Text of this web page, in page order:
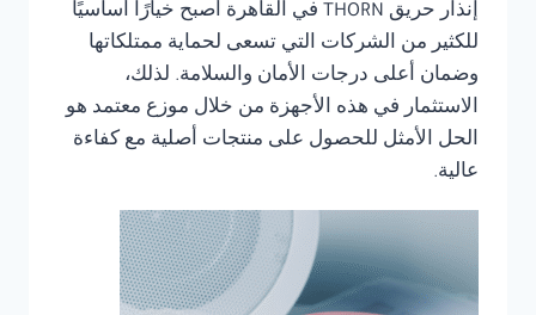
إنذار حريق THORN في القاهرة أصبح خيارًا أساسيًا
للكثير من الشركات التي تسعى لحماية ممتلكاتها
وضمان أعلى درجات الأمان والسلامة. لذلك،
الاستثمار في هذه الأجهزة من خلال موزع معتمد هو
الحل الأمثل للحصول على منتجات أصلية مع كفاءة
عالية.